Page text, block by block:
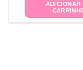
ADICIONAR